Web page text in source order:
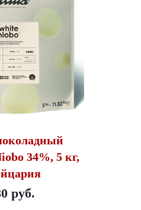
34%, 5 кг,
руб.